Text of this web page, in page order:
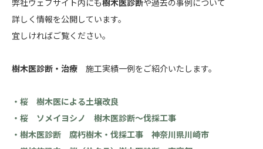
弊社ウェブサイト内にも樹木医診断や過去の事例について
詳しく情報を公開しています。
宜しければご覧ください。
樹木医診断・治療 施工実績一例をご紹介いたします。
・桜 樹木医による土壌改良
・桜 ソメイヨシノ 樹木医診断～伐採工事
・樹木医診断 腐朽樹木・伐採工事 神奈川県川崎市